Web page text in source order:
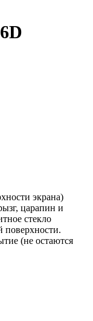
экрана)
царапин и
стекло
поверхности.
(не остаются